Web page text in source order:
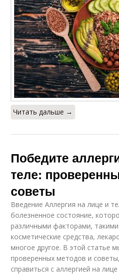
Читать дальше →
Победите
теле:
советы
Введение Аллергия на лице и
болезненное состояние,
различными факторами,
косметические средства,
многое другое. В этой статье
проверенных методов и
справиться с аллергией на